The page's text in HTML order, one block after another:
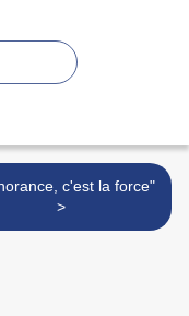
c'est la force"
>